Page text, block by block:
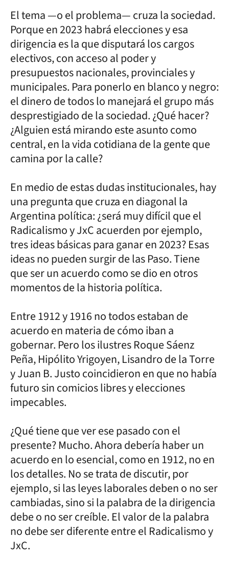
El tema —o el problema— cruza la sociedad.
Porque en 2023 habrá elecciones y esa
dirigencia es la que disputará los cargos
electivos, con acceso al poder y
presupuestos nacionales, provinciales y
municipales. Para ponerlo en blanco y negro:
el dinero de todos lo manejará el grupo más
desprestigiado de la sociedad. ¿Qué hacer?
¿Alguien está mirando este asunto como
central, en la vida cotidiana de la gente que
camina por la calle?
En medio de estas dudas institucionales, hay
una pregunta que cruza en diagonal la
Argentina política: ¿será muy difícil que el
Radicalismo y JxC acuerden por ejemplo,
tres ideas básicas para ganar en 2023? Esas
ideas no pueden surgir de las Paso. Tiene
que ser un acuerdo como se dio en otros
momentos de la historia política.
Entre 1912 y 1916 no todos estaban de
acuerdo en materia de cómo iban a
gobernar. Pero los ilustres Roque Sáenz
Peña, Hipólito Yrigoyen, Lisandro de la Torre
y Juan B. Justo coincidieron en que no había
futuro sin comicios libres y elecciones
impecables.
¿Qué tiene que ver ese pasado con el
presente? Mucho. Ahora debería haber un
acuerdo en lo esencial, como en 1912, no en
los detalles. No se trata de discutir, por
ejemplo, si las leyes laborales deben o no ser
cambiadas, sino si la palabra de la dirigencia
debe o no ser creíble. El valor de la palabra
no debe ser diferente entre el Radicalismo y
JxC.